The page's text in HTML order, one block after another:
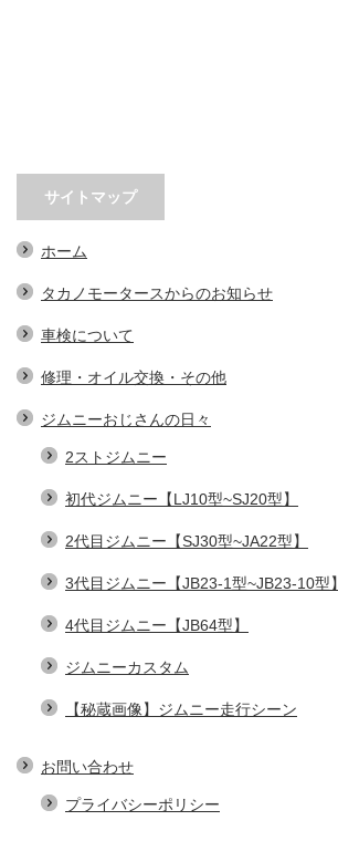
サイトマップ
ホーム
タカノモータースからのお知らせ
車検について
修理・オイル交換・その他
ジムニーおじさんの日々
2ストジムニー
初代ジムニー【LJ10型~SJ20型】
2代目ジムニー【SJ30型~JA22型】
3代目ジムニー【JB23-1型~JB23-10型】
4代目ジムニー【JB64型】
ジムニーカスタム
【秘蔵画像】ジムニー走行シーン
お問い合わせ
プライバシーポリシー